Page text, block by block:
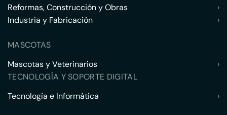
Reformas, Construcción y Obras
›
Industria y Fabricación
›
MASCOTAS
Mascotas y Veterinarios
›
TECNOLOGÍA Y SOPORTE DIGITAL
Tecnología e Informática
›